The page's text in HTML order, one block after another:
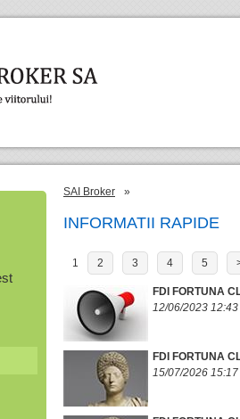
SAI Broker »
INFORMATII RAPIDE
1 2 3 4 5
FDI FORTUNA
12/06/2023 12:43
FDI FORTUNA
15/07/2026 15:17